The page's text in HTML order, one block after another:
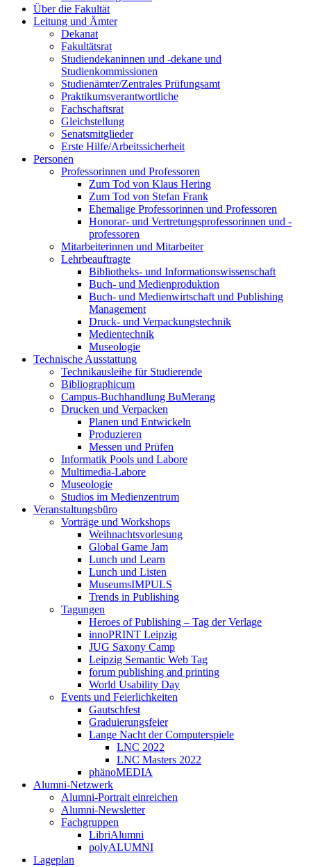
Über die Fakultät
Leitung und Ämter
Dekanat
Fakultätsrat
Studiendekaninnen und -dekane und
Studienkommissionen
Studienämter/Zentrales Prüfungsamt
Praktikumsverantwortliche
Fachschaftsrat
Gleichstellung
Senatsmitglieder
Erste Hilfe/Arbeitssicherheit
Personen
Professorinnen und Professoren
Zum Tod von Klaus Hering
Zum Tod von Stefan Frank
Ehemalige Professorinnen und Professoren
Honorar- und Vertretungsprofessorinnen und -
professoren
Mitarbeiterinnen und Mitarbeiter
Lehrbeauftragte
Bibliotheks- und Informationswissenschaft
Buch- und Medienproduktion
Buch- und Medienwirtschaft und Publishing
Management
Druck- und Verpackungstechnik
Medientechnik
Museologie
Technische Ausstattung
Technikausleihe für Studierende
Bibliographicum
Campus-Buchhandlung BuMerang
Drucken und Verpacken
Planen und Entwickeln
Produzieren
Messen und Prüfen
Informatik Pools und Labore
Multimedia-Labore
Museologie
Studios im Medienzentrum
Veranstaltungsbüro
Vorträge und Workshops
Weihnachtsvorlesung
Global Game Jam
Lunch und Learn
Lunch und Listen
MuseumsIMPULS
Trends in Publishing
Tagungen
Heroes of Publishing – Tag der Verlage
innoPRINT Leipzig
JUG Saxony Camp
Leipzig Semantic Web Tag
forum publishing and printing
World Usability Day
Events und Feierlichkeiten
Gautschfest
Graduierungsfeier
Lange Nacht der Computerspiele
LNC 2022
LNC Masters 2022
phänoMEDIA
Alumni-Netzwerk
Alumni-Portrait einreichen
Alumni-Newsletter
Fachgruppen
LibriAlumni
polyALUMNI
Lageplan